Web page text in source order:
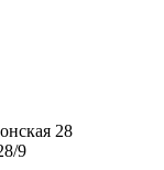
28
9